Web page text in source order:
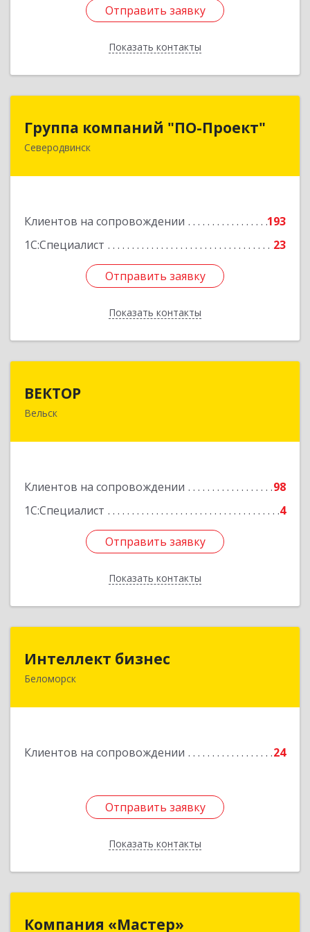
Отправить заявку
Показать контакты
Отправить заявку
Назад
Группа компаний "ПО-Проект"
Северодвинск
Клиентов на сопровождении
193
1С:Специалист
23
Отправить заявку
Показать контакты
Группа компаний "ПО-Проект"
164500, Архангельская обл, Северодвинск г,
Отправить заявку
Назад
ВЕКТОР
Вельск
Клиентов на сопровождении
98
1С:Специалист
4
Отправить заявку
Показать контакты
Отправить заявку
Назад
Интеллект бизнес
Беломорск
Клиентов на сопровождении 24
Отправить заявку
Показать контакты
Отправить заявку
Назад
Компания «Мастер»